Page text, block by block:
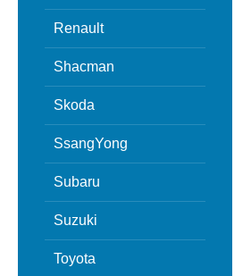
Renault
Shacman
Skoda
SsangYong
Subaru
Suzuki
Toyota